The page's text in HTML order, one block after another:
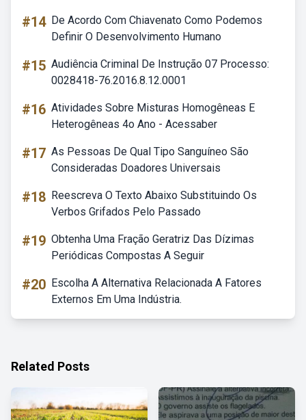
#14 De Acordo Com Chiavenato Como Podemos
Definir O Desenvolvimento Humano
#15 Audiência Criminal De Instrução 07 Processo:
0028418-76.2016.8.12.0001
#16 Atividades Sobre Misturas Homogêneas E
Heterogêneas 4o Ano - Acessaber
#17 As Pessoas De Qual Tipo Sanguíneo São
Consideradas Doadores Universais
#18 Reescreva O Texto Abaixo Substituindo Os
Verbos Grifados Pelo Passado
#19 Obtenha Uma Fração Geratriz Das Dízimas
Periódicas Compostas A Seguir
#20 Escolha A Alternativa Relacionada A Fatores
Externos Em Uma Indústria.
Related Posts